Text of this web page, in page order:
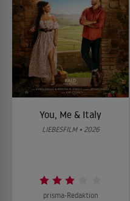
You, Me & Italy
LIEBESFILM • 2026
prisma-Redaktion